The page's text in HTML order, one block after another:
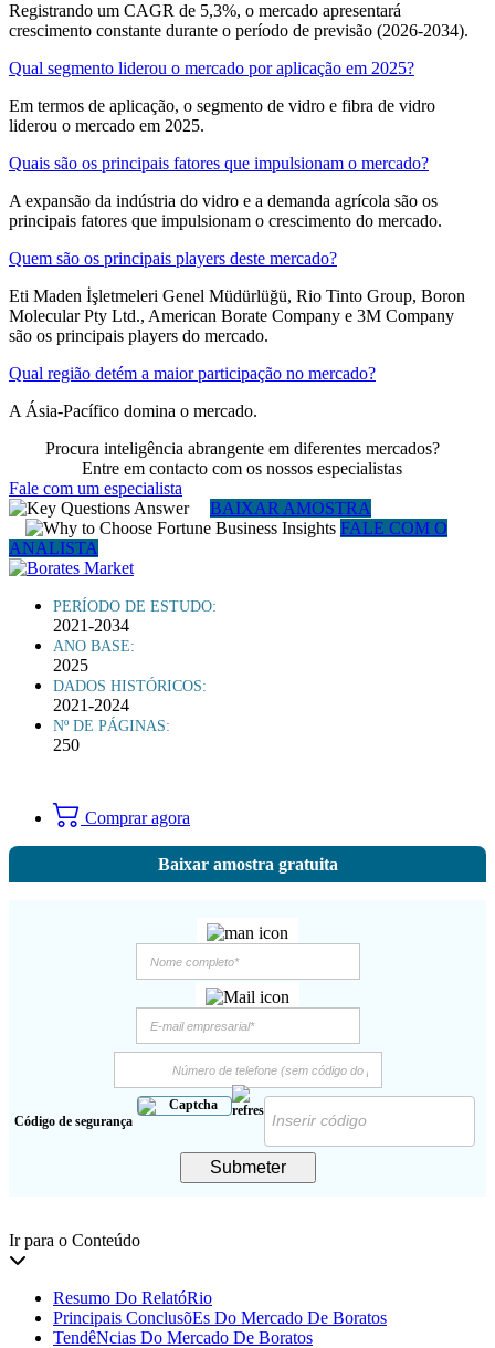
Registrando um CAGR de 5,3%, o mercado apresentará
crescimento constante durante o período de previsão (2026-2034).
Qual segmento liderou o mercado por aplicação em 2025?
Em termos de aplicação, o segmento de vidro e fibra de vidro
liderou o mercado em 2025.
Quais são os principais fatores que impulsionam o mercado?
A expansão da indústria do vidro e a demanda agrícola são os
principais fatores que impulsionam o crescimento do mercado.
Quem são os principais players deste mercado?
Eti Maden İşletmeleri Genel Müdürlüğü, Rio Tinto Group, Boron
Molecular Pty Ltd., American Borate Company e 3M Company
são os principais players do mercado.
Qual região detém a maior participação no mercado?
A Ásia-Pacífico domina o mercado.
Procura inteligência abrangente em diferentes mercados?
Entre em contacto com os nossos especialistas
Fale com um especialista
BAIXAR AMOSTRA
FALE COM O
ANALISTA
PERÍODO DE ESTUDO:
2021-2034
ANO BASE:
2025
DADOS HISTÓRICOS:
2021-2024
Nº DE PÁGINAS:
250
Comprar agora
Baixar amostra gratuita
Código de segurança
Submeter
Ir para o Conteúdo
Resumo Do RelatóRio
Principais ConclusõEs Do Mercado De Boratos
TendêNcias Do Mercado De Boratos